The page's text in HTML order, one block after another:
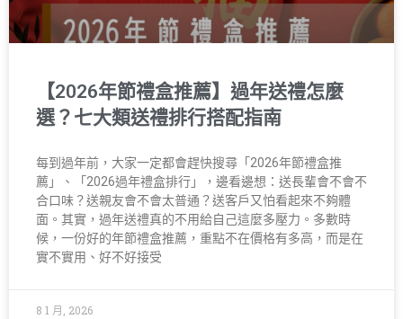
【2026年節禮盒推薦】過年送禮怎麼
選？七大類送禮排行搭配指南
每到過年前，大家一定都會趕快搜尋「2026年節禮盒推
薦」、「2026過年禮盒排行」，邊看邊想：送長輩會不會不
合口味？送親友會不會太普通？送客戶又怕看起來不夠體
面。其實，過年送禮真的不用給自己這麼多壓力。多數時
候，一份好的年節禮盒推薦，重點不在價格有多高，而是在
實不實用、好不好接受
8 1 月, 2026